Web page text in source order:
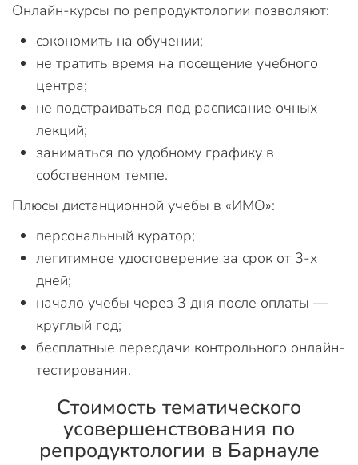
Онлайн-курсы по репродуктологии позволяют:
сэкономить на обучении;
не тратить время на посещение учебного
центра;
не подстраиваться под расписание очных
лекций;
заниматься по удобному графику в
собственном темпе.
Плюсы дистанционной учебы в «ИМО»:
персональный куратор;
легитимное удостоверение за срок от 3-х
дней;
начало учебы через 3 дня после оплаты —
круглый год;
бесплатные пересдачи контрольного онлайн-
тестирования.
Стоимость тематического
усовершенствования по
репродуктологии в Барнауле